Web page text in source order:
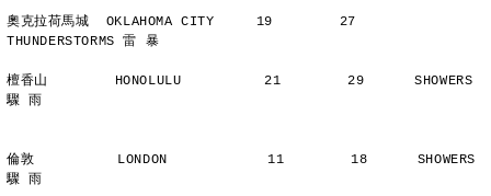
奧克拉荷馬城  OKLAHOMA CITY     19        27
THUNDERSTORMS 雷 暴
檀香山        HONOLULU          21        29      SHOWERS
驟 雨
倫敦          LONDON            11        18      SHOWERS
驟 雨